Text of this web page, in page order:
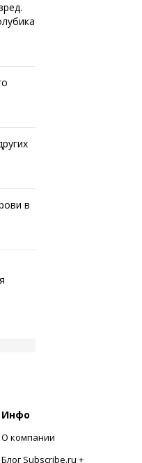
в
Инфо
О компании
Блог Subscribe.ru +